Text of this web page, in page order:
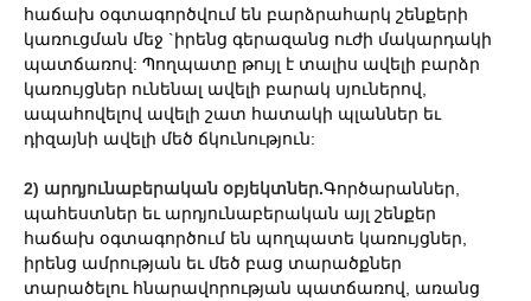
հաճախ օգտագործվում են բարձրահարկ շենքերի
կառուցման մեջ `իրենց գերազանց ուժի մակարդակի
պատճառով: Պողպատը թույլ է տալիս ավելի բարձր
կառույցներ ունենալ ավելի բարակ սյուներով,
ապահովելով ավելի շատ հատակի պլաններ եւ
դիզայնի ավելի մեծ ճկունություն:
2) արդյունաբերական օբյեկտներ.Գործարաններ,
պահեստներ եւ արդյունաբերական այլ շենքեր
հաճախ օգտագործում են պողպատե կառույցներ,
իրենց ամրության եւ մեծ բաց տարածքներ
տարածելու հնարավորության պատճառով, առանց